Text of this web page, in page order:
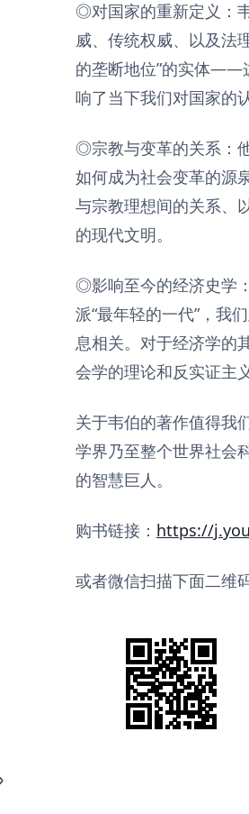
◎对国家的重新定义：
威、传统权威、以及法
的垄断地位”的实体——
响了当下我们对国家的
◎宗教与变革的关系：
如何成为社会变革的源
与宗教理想间的关系、
的现代文明。
◎影响至今的经济史学
派“最年轻的一代”，我
息相关。对于经济学的
会学的理论和反实证主义
关于韦伯的著作值得我
学界乃至整个世界社会
的智慧巨人。
购书链接： https://
或者微信扫描下面二维